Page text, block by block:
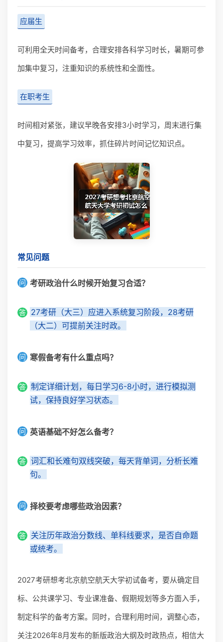
应届生
可利用全天时间备考，合理安排各科学习时长，暑期可参
加集中复习，注重知识的系统性和全面性。
在职考生
时间相对紧张，建议早晚各安排3小时学习，周末进行集
中复习，提高学习效率，抓住碎片时间记忆知识点。
常见问题
问 考研政治什么时候开始复习合适？
答
27考研（大三）应进入系统复习阶段，28考研
（大二）可提前关注时政。
问 寒假备考有什么重点吗？
答 制定详细计划，每日学习6-8小时，进行模拟测
试，保持良好学习状态。
问 英语基础不好怎么备考？
答 词汇和长难句双线突破，每天背单词，分析长难
句。
问 择校要考虑哪些政治因素？
答
关注历年政治分数线、单科线要求，是否自命题
或统考。
2027考研想考北京航空航天大学初试备考，要从确定目
标、公共课学习、专业课准备、假期规划等多方面入手，
制定科学的备考方案。同时，合理利用时间，调整心态，
关注2026年8月发布的新版政治大纲及时政热点，相信大